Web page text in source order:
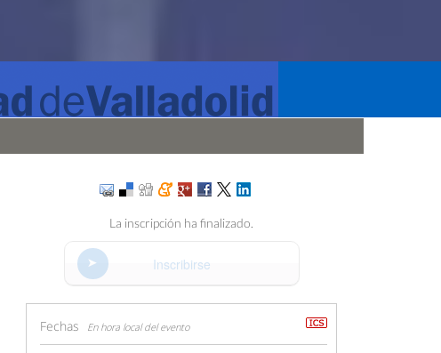
La inscripción ha finalizado.
Inscribirse
Fechas En hora local del evento